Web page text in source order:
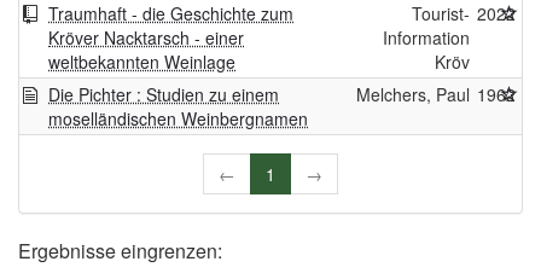
Traumhaft - die Geschichte zum
Kröver Nacktarsch - einer
weltbekannten Weinlage
Tourist-
Information
Kröv
2022
Die Pichter : Studien zu einem
moselländischen Weinbergnamen
Melchers, Paul 1962
← 1 →
Ergebnisse eingrenzen: